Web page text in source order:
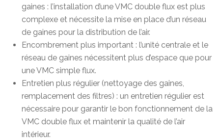
gaines : l’installation d’une VMC double flux est plus
complexe et nécessite la mise en place d’un réseau
de gaines pour la distribution de l’air.
Encombrement plus important : l’unité centrale et le
réseau de gaines nécessitent plus d’espace que pour
une VMC simple flux.
Entretien plus régulier (nettoyage des gaines,
remplacement des filtres) : un entretien régulier est
nécessaire pour garantir le bon fonctionnement de la
VMC double flux et maintenir la qualité de l’air
intérieur.